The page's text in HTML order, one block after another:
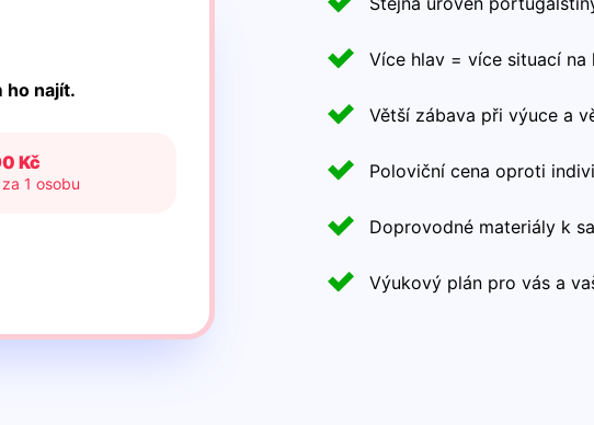
ho najít.
Kč
1 osobu
Více hlav = více situací na
Větší zábava při výuce a
Poloviční cena oproti
Doprovodné materiály k
Výukový plán pro vás a